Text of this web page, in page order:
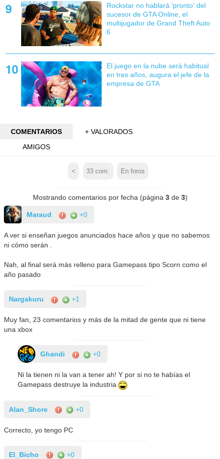
Rockstar no hablará 'pronto' del
sucesor de GTA Online, el
multijugador de Grand Theft Auto
6
El juego en la nube será habitual
en tres años, augura el jefe de la
empresa de GTA
COMENTARIOS
+ VALORADOS
AMIGOS
< 33 com. En foros
Mostrando comentarios por fecha (página 3de 3)
Maraud +0
A ver si enseñan juegos anunciados hace años y que no sabemos
ni cómo serán .
Nah, al final será más relleno para Gamepass tipo Scorn como el
año pasado
Nargakuru +1
Muy fan, 23 comentarios y más de la mitad de gente que ni tiene
una xbox
Ghandi +0
Ni la tienen ni la van a tener ah! Y por si no te habías el
Gamepass destruye la industria
Alan_Shore +0
Correcto, yo tengo PC
El_Bicho +0